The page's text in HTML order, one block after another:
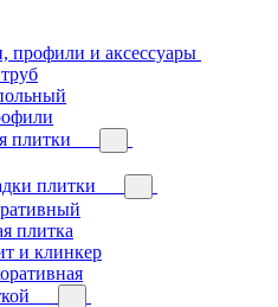
профили и аксессуары
плитки
плитки
плитка
и клинкер